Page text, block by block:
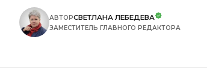
АВТОРСВЕТЛАНА ЛЕБЕДЕВА
ЗАМЕСТИТЕЛЬ ГЛАВНОГО РЕДАКТОРА